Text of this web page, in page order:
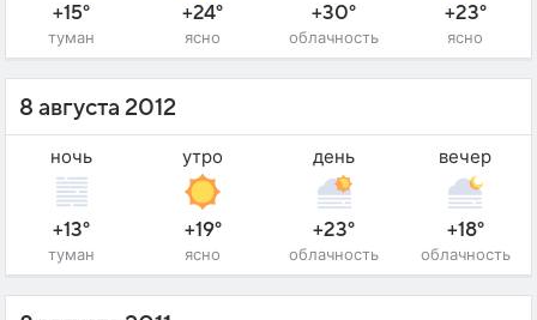
+15°
туман
+24°
ясно
+30°
облачность
+23°
ясно
8 августа 2012
ночь
+13°
туман
утро
+19°
ясно
день
+23°
облачность
вечер
+18°
облачность